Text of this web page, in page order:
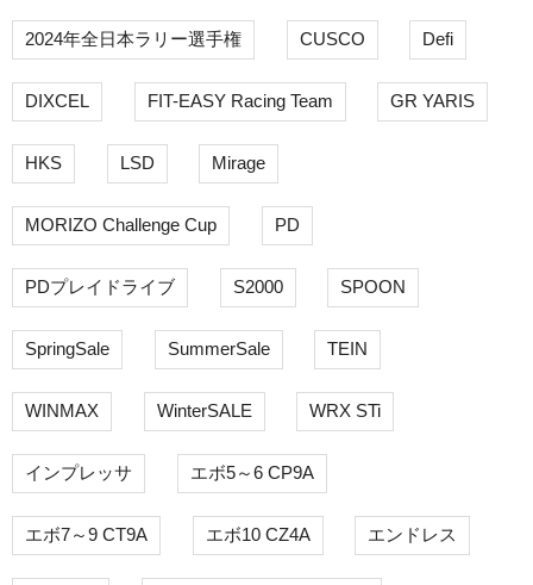
2024年全日本ラリー選手権 CUSCO Defi
DIXCEL FIT-EASY Racing Team GR YARIS
HKS LSD Mirage
MORIZO Challenge Cup PD
PDプレイドライブ S2000 SPOON
SpringSale SummerSale TEIN
WINMAX WinterSALE WRX STi
インプレッサ エボ5～6 CP9A
エボ7～9 CT9A エボ10 CZ4A エンドレス